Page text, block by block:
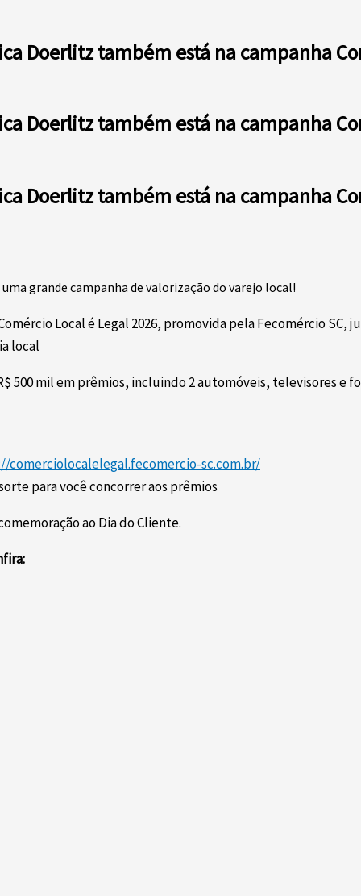
Doerlitz também está na campanha
Doerlitz também está na campanha
Doerlitz também está na campanha
grande campanha de valorização do varejo local!
Local é Legal 2026, promovida pela Fecomércio SC,
local
500 mil em prêmios, incluindo 2 automóveis, televisores e
comerciolocalelegal.fecomercio-sc.com.br/
para você concorrer aos prêmios
ao Dia do Cliente.